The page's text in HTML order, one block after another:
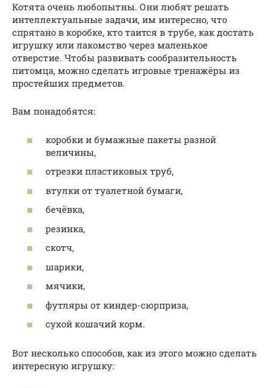
Котята очень любопытны. Они любят решать
интеллектуальные задачи, им интересно, что
спрятано в коробке, кто таится в трубе, как достать
игрушку или лакомство через маленькое
отверстие. Чтобы развивать сообразительность
питомца, можно сделать игровые тренажёры из
простейших предметов.
Вам понадобятся:
коробки и бумажные пакеты разной
величины,
отрезки пластиковых труб,
втулки от туалетной бумаги,
бечёвка,
резинка,
скотч,
шарики,
мячики,
футляры от киндер-сюрприза,
сухой кошачий корм.
Вот несколько способов, как из этого можно сделать
интересную игрушку: